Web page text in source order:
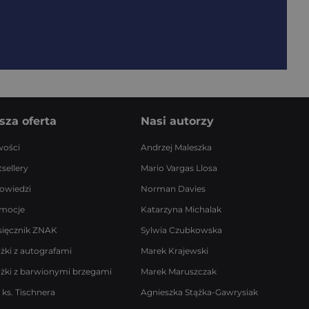
oferta
ZNAK
z autografami
z barwionymi brzegami
ks. Tischnera
Nasi autorzy
Andrzej Maleszka
Mario Vargas Llosa
Norman Davies
Katarzyna Michalak
Sylwia Czubkowska
Marek Krajewski
Marek Maruszczak
Agnieszka Stążka-Gawrysiak